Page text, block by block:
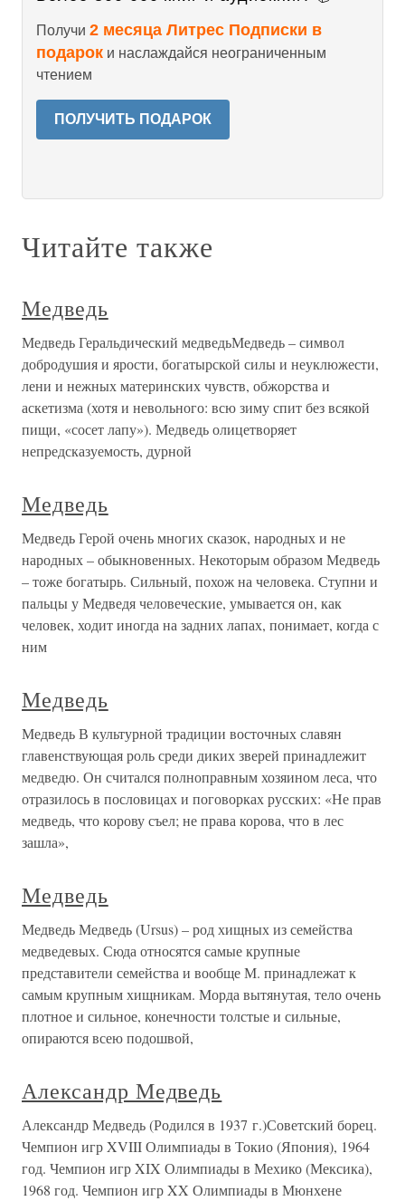
Получи 2 месяца Литрес Подписки в
подарок и наслаждайся неограниченным
чтением
ПОЛУЧИТЬ ПОДАРОК
Читайте также
Медведь
Медведь Геральдический медведьМедведь – символ
добродушия и ярости, богатырской силы и неуклюжести,
лени и нежных материнских чувств, обжорства и
аскетизма (хотя и невольного: всю зиму спит без всякой
пищи, «сосет лапу»). Медведь олицетворяет
непредсказуемость, дурной
Медведь
Медведь Герой очень многих сказок, народных и не
народных – обыкновенных. Некоторым образом Медведь
– тоже богатырь. Сильный, похож на человека. Ступни и
пальцы у Медведя человеческие, умывается он, как
человек, ходит иногда на задних лапах, понимает, когда с
ним
Медведь
Медведь В культурной традиции восточных славян
главенствующая роль среди диких зверей принадлежит
медведю. Он считался полноправным хозяином леса, что
отразилось в пословицах и поговорках русских: «Не прав
медведь, что корову съел; не права корова, что в лес
зашла»,
Медведь
Медведь Медведь (Ursus) – род хищных из семейства
медведевых. Сюда относятся самые крупные
представители семейства и вообще М. принадлежат к
самым крупным хищникам. Морда вытянутая, тело очень
плотное и сильное, конечности толстые и сильные,
опираются всею подошвой,
Александр Медведь
Александр Медведь (Родился в 1937 г.)Советский борец.
Чемпион игр XVIII Олимпиады в Токио (Япония), 1964
год. Чемпион игр XIX Олимпиады в Мехико (Мексика),
1968 год. Чемпион игр XX Олимпиады в Мюнхене